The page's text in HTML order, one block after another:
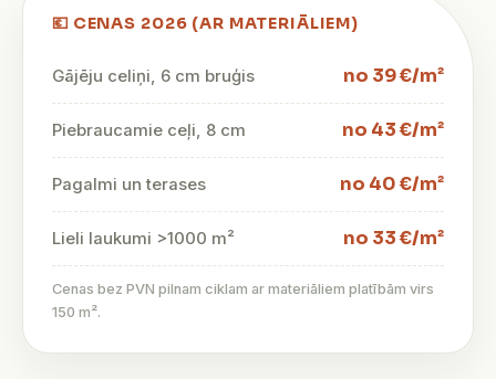
💶 CENAS 2026 (AR MATERIĀLIEM)
Gājēju celiņi, 6 cm bruģis no 39 €/m²
Piebraucamie ceļi, 8 cm no 43 €/m²
Pagalmi un terases no 40 €/m²
Lieli laukumi >1000 m² no 33 €/m²
Cenas bez PVN pilnam ciklam ar materiāliem platībām virs
150 m².